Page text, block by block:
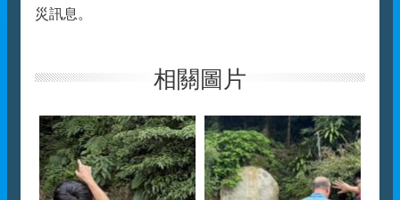
災訊息。
相關圖片